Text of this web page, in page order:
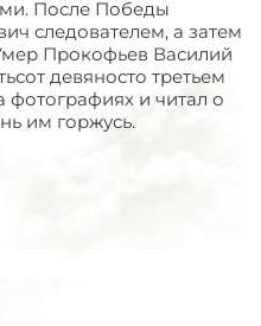
После Победы
следователем, а затем
Прокофьев Василий
девяносто третьем
фотографиях и читал о
им горжусь.